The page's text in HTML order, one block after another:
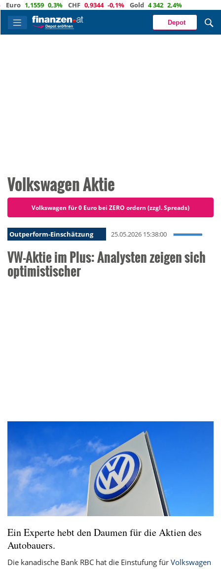
1,1559 0,3% CHF 0,9344 -0,1% Gold 4 342 2,4%
Depot
Volkswagen Aktie
Volkswagen für 0 Euro bei ZERO ordern (zzgl. Spreads)
Outperform-Einschätzung 25.05.2026 15:38:00
VW-Aktie im Plus: Analysten zeigen sich
optimistischer
Ein Experte hebt den Daumen für die Aktien des
Autobauers.
Die kanadische Bank RBC hat die Einstufung für Volkswagen